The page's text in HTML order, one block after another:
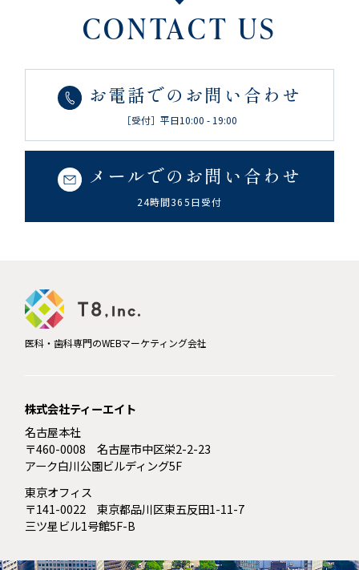
CONTACT US
お電話でのお問い合わせ
［受付］平日10:00 - 19:00
メールでのお問い合わせ
24時間365日受付
医科・歯科専門のWEBマーケティング会社
株式会社ティーエイト
名古屋本社
〒460-0008 名古屋市中区栄2-2-23
アーク白川公園ビルディング5F
東京オフィス
〒141-0022 東京都品川区東五反田1-11-7
三ツ星ビル1号館5F-B